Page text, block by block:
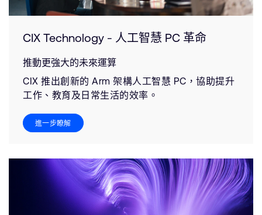
CIX Technology - 人工智慧 PC 革命
推動更強大的未來運算
CIX 推出創新的 Arm 架構人工智慧 PC，協助提升
工作、教育及日常生活的效率。
進一步瞭解